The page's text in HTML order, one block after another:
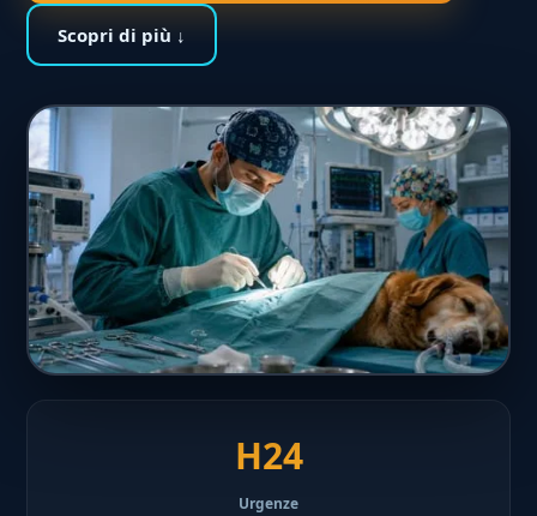
Scopri di più ↓
H24
Urgenze